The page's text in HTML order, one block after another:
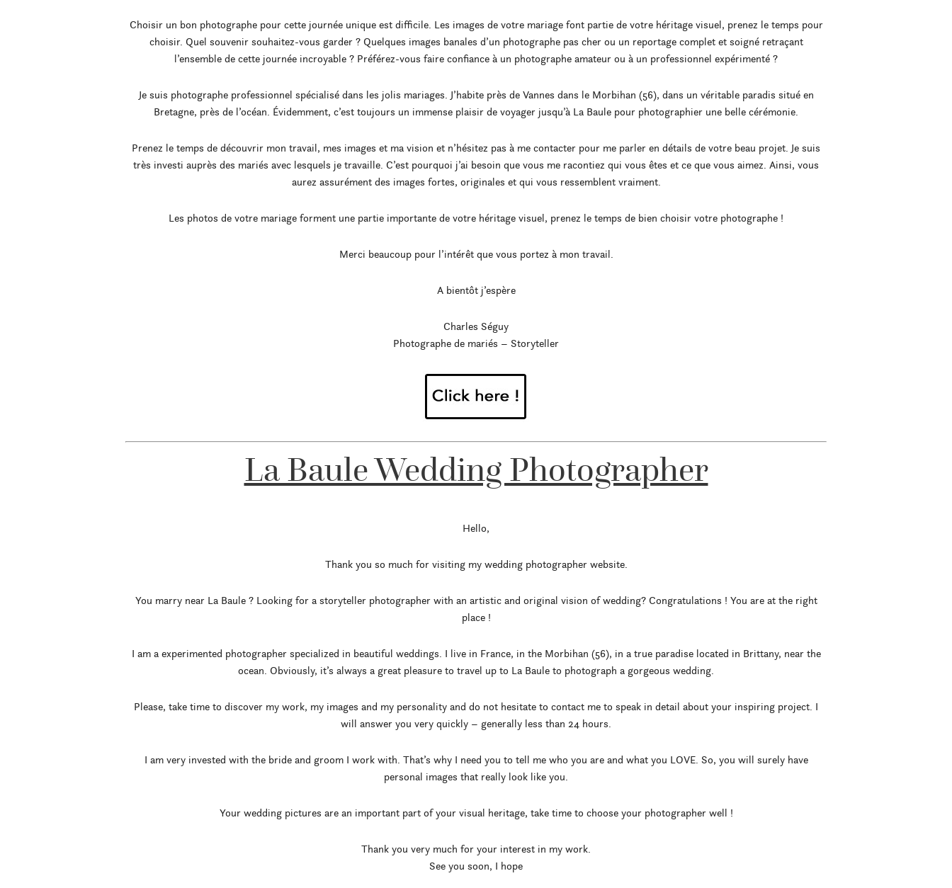
Choisir un bon photographe pour cette journée unique est difficile. Les images de votre mariage font partie de votre héritage visuel, prenez le temps pour
choisir. Quel souvenir souhaitez-vous garder ? Quelques images banales d’un photographe pas cher ou un reportage complet et soigné retraçant
l’ensemble de cette journée incroyable ? Préférez-vous faire confiance à un photographe amateur ou à un professionnel expérimenté ?
Je suis photographe professionnel spécialisé dans les jolis mariages. J’habite près de Vannes dans le Morbihan (56), dans un véritable paradis situé en
Bretagne, près de l’océan. Évidemment, c’est toujours un immense plaisir de voyager jusqu’à La Baule pour photographier une belle cérémonie.
Prenez le temps de découvrir mon travail, mes images et ma vision et n’hésitez pas à me contacter pour me parler en détails de votre beau projet. Je suis
très investi auprès des mariés avec lesquels je travaille. C’est pourquoi j’ai besoin que vous me racontiez qui vous êtes et ce que vous aimez. Ainsi, vous
aurez assurément des images fortes, originales et qui vous ressemblent vraiment.
Les photos de votre mariage forment une partie importante de votre héritage visuel, prenez le temps de bien choisir votre photographe !
Merci beaucoup pour l’intérêt que vous portez à mon travail.
A bientôt j’espère
Charles Séguy
Photographe de mariés – Storyteller
La Baule Wedding Photographer
Hello,
Thank you so much for visiting my wedding photographer website.
You marry near La Baule ? Looking for a storyteller photographer with an artistic and original vision of wedding? Congratulations ! You are at the right
place !
I am a experimented photographer specialized in beautiful weddings. I live in France, in the Morbihan (56), in a true paradise located in Brittany, near the
ocean. Obviously, it’s always a great pleasure to travel up to La Baule to photograph a gorgeous wedding.
Please, take time to discover my work, my images and my personality and do not hesitate to contact me to speak in detail about your inspiring project. I
will answer you very quickly – generally less than 24 hours.
I am very invested with the bride and groom I work with. That’s why I need you to tell me who you are and what you LOVE. So, you will surely have
personal images that really look like you.
Your wedding pictures are an important part of your visual heritage, take time to choose your photographer well !
Thank you very much for your interest in my work.
See you soon, I hope